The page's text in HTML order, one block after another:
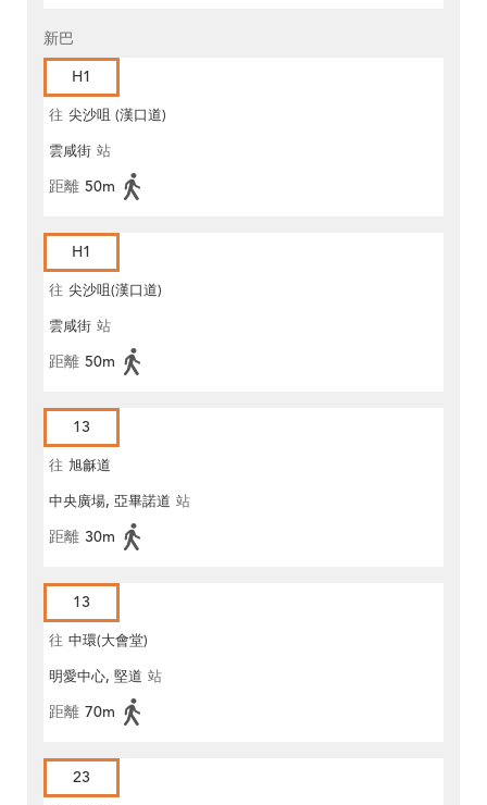
新巴
H1
往 尖沙咀 (漢口道)
雲咸街 站
距離 50m
H1
往 尖沙咀(漢口道)
雲咸街 站
距離 50m
13
往 旭龢道
中央廣場, 亞畢諾道 站
距離 30m
13
往 中環(大會堂)
明愛中心, 堅道 站
距離 70m
23